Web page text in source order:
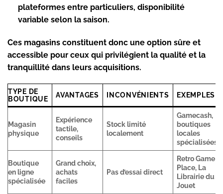
plateformes entre particuliers, disponibilité
variable selon la saison.
Ces magasins constituent donc une option sûre et
accessible pour ceux qui privilégient la qualité et la
tranquillité dans leurs acquisitions.
TYPE DE
BOUTIQUE
AVANTAGES INCONVÉNIENTS EXEMPLES
Magasin
physique
Expérience
tactile,
conseils
Stock limité
localement
Gamecash,
boutiques
locales
spécialisées
Boutique
en ligne
spécialisée
Grand choix,
achats
faciles
Pas d’essai direct
Retro Game
Place, La
Librairie du
Jouet